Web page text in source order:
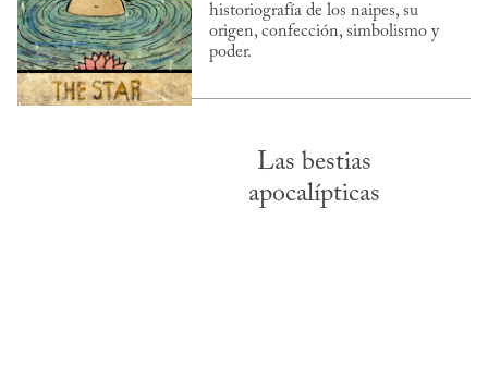
historiografía de los naipes, su
origen, confección, simbolismo y
poder.
Las bestias
apocalípticas